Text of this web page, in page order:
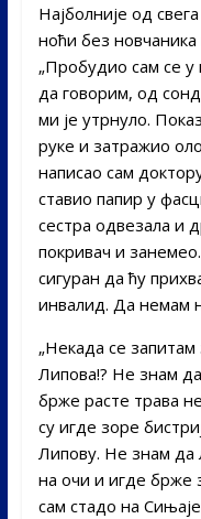
Најболније од
ноћи без
„Пробудио сам се
да говорим, од
ми је утрнуло.
руке и затражио
написао сам
ставио папир у
сестра одвезала и
покривач и
сигуран да ћу
инвалид. Да немам
„Некада се
Липова!? Не знам
брже расте трава
су игде зоре
Липову. Не знам да
на очи и игде брже
сам стадо на